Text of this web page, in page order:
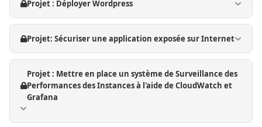
Projet : Déployer Wordpress
Projet: Sécuriser une application exposée sur Internet
Projet : Mettre en place un système de Surveillance des
Performances des Instances à l'aide de CloudWatch et
Grafana